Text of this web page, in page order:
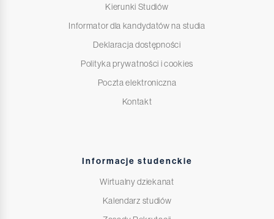
Kierunki Studiów
Informator dla kandydatów na studia
Deklaracja dostępności
Polityka prywatności i cookies
Poczta elektroniczna
Kontakt
Informacje studenckie
Wirtualny dziekanat
Kalendarz studiów